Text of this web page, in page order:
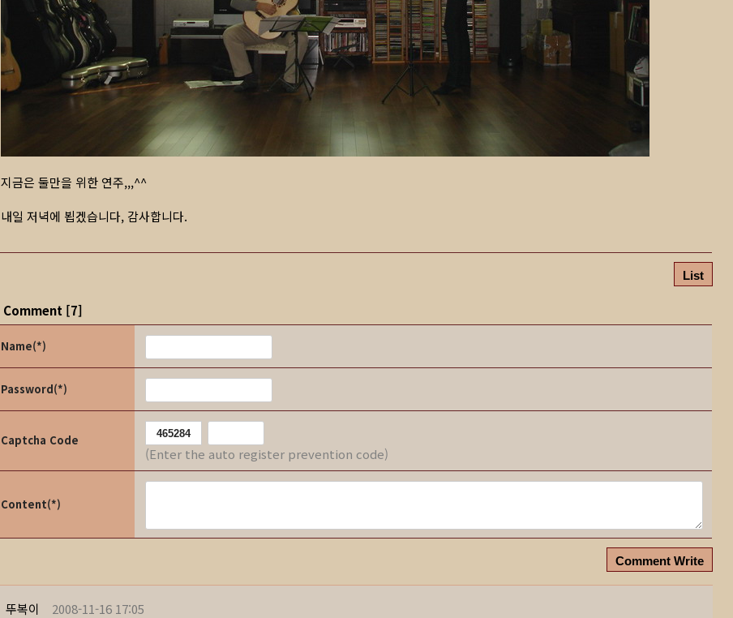
지금은 둘만을 위한 연주,,,^^
내일 저녁에 뵙겠습니다, 감사합니다.
List
Comment [7]
Name(*)
Password(*)
Captcha Code
(Enter the auto register prevention code)
Content(*)
Comment Write
뚜복이
2008-11-16 17:05